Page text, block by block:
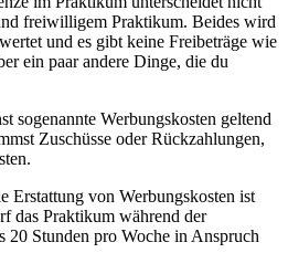
freiwilligem Praktikum. Beides wird
und es gibt keine Freibeträge wie
ein paar andere Dinge, die du
sogenannte Werbungskosten geltend
Zuschüsse oder Rückzahlungen,
Erstattung von Werbungskosten ist
das Praktikum während der
20 Stunden pro Woche in Anspruch